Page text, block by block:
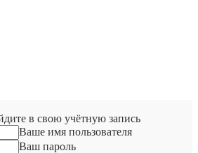
в свою учётную запись
Ваше имя пользователя
Ваш пароль